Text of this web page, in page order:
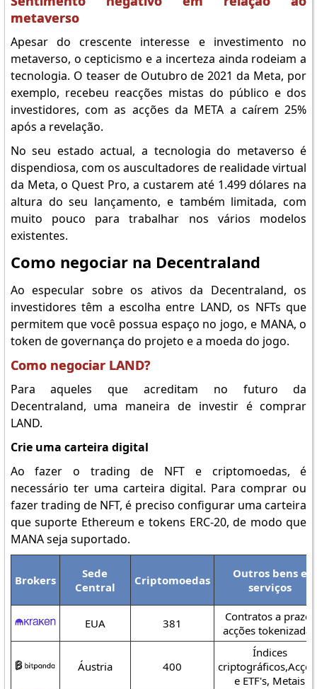
metaverso
Apesar do crescente interesse e investimento no
metaverso, o cepticismo e a incerteza ainda rodeiam a
tecnologia. O teaser de Outubro de 2021 da Meta, por
exemplo, recebeu reacções mistas do público e dos
investidores, com as acções da META a caírem 25%
após a revelação.
No seu estado actual, a tecnologia do metaverso é
dispendiosa, com os auscultadores de realidade virtual
da Meta, o Quest Pro, a custarem até 1.499 dólares na
altura do seu lançamento, e também limitada, com
muito pouco para trabalhar nos vários modelos
existentes.
Como negociar na Decentraland
Ao especular sobre os ativos da Decentraland, os
investidores têm a escolha entre LAND, os NFTs que
permitem que você possua espaço no jogo, e MANA, o
token de governança do projeto e a moeda do jogo.
Como negociar LAND?
Para aqueles que acreditam no futuro da
Decentraland, uma maneira de investir é comprar
LAND.
Crie uma carteira digital
Ao fazer o trading de NFT e criptomoedas, é
necessário ter uma carteira digital. Para comprar ou
fazer trading de NFT, é preciso configurar uma carteira
que suporte Ethereum e tokens ERC-20, de modo que
MANA seja suportado.
Brokers
Sede
Central
Criptomoedas
Outros bens e
serviços
EUA 381
Contratos a prazo,
acções tokenizadas
Áustria 400
Índices
e ETF's, Metais